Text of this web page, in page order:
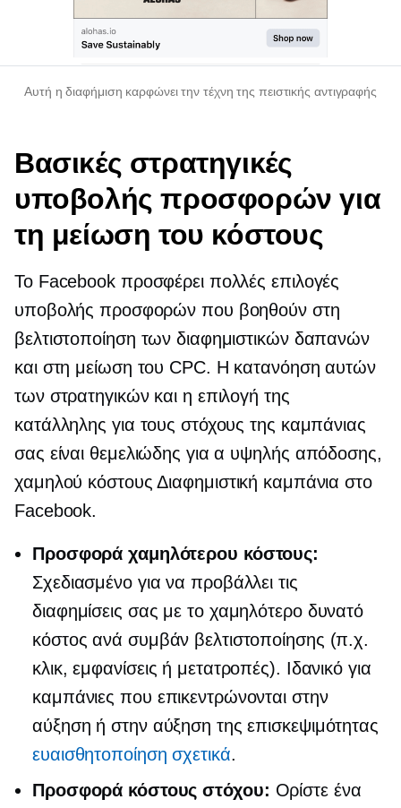
Αυτή η διαφήμιση καρφώνει την τέχνη της πειστικής αντιγραφής
Βασικές στρατηγικές
υποβολής προσφορών για
τη μείωση του κόστους
Το Facebook προσφέρει πολλές επιλογές
υποβολής προσφορών που βοηθούν στη
βελτιστοποίηση των διαφημιστικών δαπανών
και στη μείωση του CPC. Η κατανόηση αυτών
των στρατηγικών και η επιλογή της
κατάλληλης για τους στόχους της καμπάνιας
σας είναι θεμελιώδης για α υψηλής απόδοσης,
χαμηλού κόστους Διαφημιστική καμπάνια στο
Facebook.
Προσφορά χαμηλότερου κόστους:
Σχεδιασμένο για να προβάλλει τις
διαφημίσεις σας με το χαμηλότερο δυνατό
κόστος ανά συμβάν βελτιστοποίησης (π.χ.
κλικ, εμφανίσεις ή μετατροπές). Ιδανικό για
καμπάνιες που επικεντρώνονται στην
αύξηση ή στην αύξηση της επισκεψιμότητας
ευαισθητοποίηση σχετικά.
Προσφορά κόστους στόχου: Ορίστε ένα